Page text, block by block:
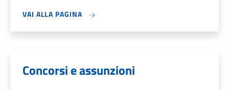
VAI ALLA PAGINA
Concorsi e assunzioni